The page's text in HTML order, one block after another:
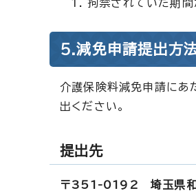
拘禁されていた期
5.減免申請提出方
介護保険料減免申請にあ
出ください。
提出先
〒351-0192 埼玉県和